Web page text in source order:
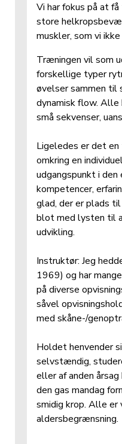
Vi har fokus på at
store
muskler, som vi
Træningen vil som
forskellige typer
øvelser sammen til
dynamisk flow. Alle
små sekvenser,
Ligeledes er det
omkring en
udgangspunkt i
kompetencer,
glad, der er plads
blot med lysten til
udvikling.
Instruktør: Jeg
1969) og har
på diverse
såvel
med skåne-/
Holdet henvender
selvstændig,
eller af anden
den gas mandag
smidig krop. Alle er
aldersbegrænsning.